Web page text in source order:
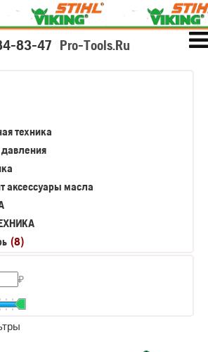
83-47 Pro-Tools.Ru
техника
давления
аксессуары масла
(8)
₽